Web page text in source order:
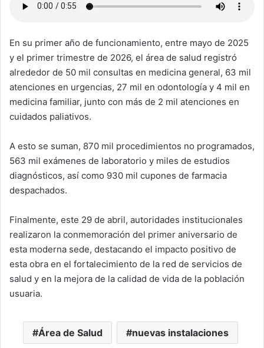
En su primer año de funcionamiento, entre mayo de 2025
y el primer trimestre de 2026, el área de salud registró
alrededor de 50 mil consultas en medicina general, 63 mil
atenciones en urgencias, 27 mil en odontología y 4 mil en
medicina familiar, junto con más de 2 mil atenciones en
cuidados paliativos.
A esto se suman, 870 mil procedimientos no programados,
563 mil exámenes de laboratorio y miles de estudios
diagnósticos, así como 930 mil cupones de farmacia
despachados.
Finalmente, este 29 de abril, autoridades institucionales
realizaron la conmemoración del primer aniversario de
esta moderna sede, destacando el impacto positivo de
esta obra en el fortalecimiento de la red de servicios de
salud y en la mejora de la calidad de vida de la población
usuaria.
Área de Salud nuevas instalaciones